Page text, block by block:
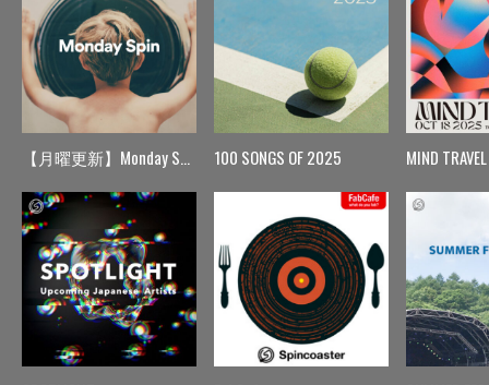
【月曜更新】Monday Spin 100 SONGS OF 2025 MIND TRAVEL